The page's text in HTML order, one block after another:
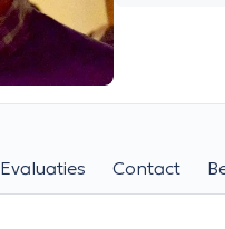
Evaluaties Contact